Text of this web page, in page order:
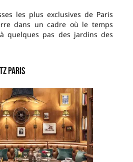
les plus exclusives de Paris
dans un cadre où le temps
quelques pas des jardins des
Paris